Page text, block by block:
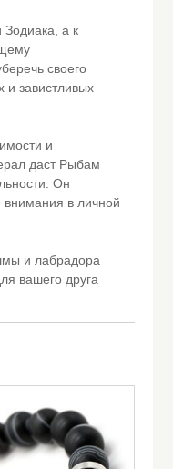
а к
своего
и завистливых
и
даст Рыбам
Он
в личной
и лабрадора
вашего друга